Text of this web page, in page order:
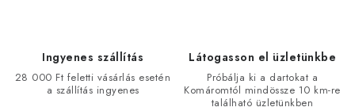
Ingyenes szállítás
28 000 Ft feletti vásárlás esetén
a szállítás ingyenes
Látogasson el üzletünkbe
Próbálja ki a dartokat a
Komáromtól mindössze 10 km-re
található üzletünkben